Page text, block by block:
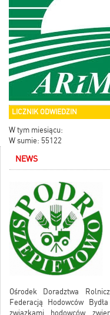
LICZNIK ODWIEDZIN
W tym miesiącu:
W sumie: 55122
NEWS
Ośrodek Doradztwa
Federacją Hodowców
związkami hodowców